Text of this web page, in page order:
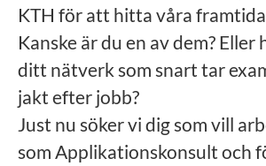
KTH för att hitta våra
Kanske är du en av dem? Eller
ditt nätverk som snart tar
jakt efter jobb?
Just nu söker vi dig som vill
som Applikationskonsult och